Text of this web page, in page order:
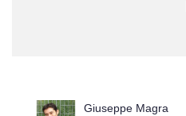
Giuseppe Magra